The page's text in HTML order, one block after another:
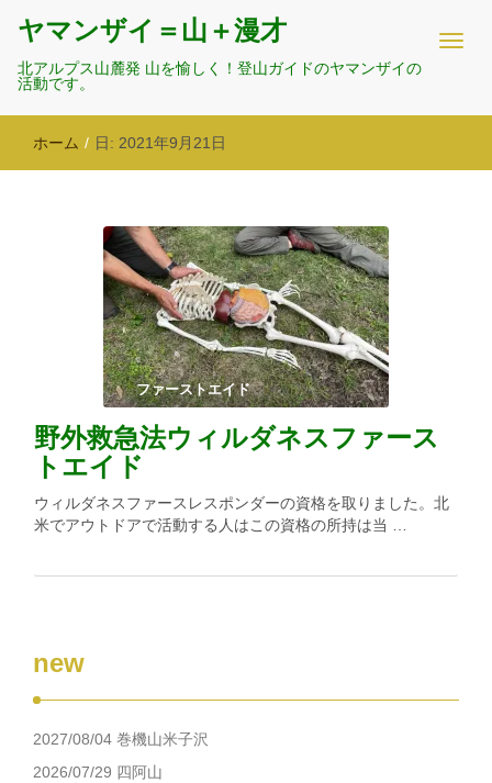
ヤマンザイ＝山＋漫才
北アルプス山麓発 山を愉しく！登山ガイドのヤマンザイの
活動です。
ホーム / 日: 2021年9月21日
ファーストエイド
野外救急法ウィルダネスファース
トエイド
ウィルダネスファースレスポンダーの資格を取りました。北
米でアウトドアで活動する人はこの資格の所持は当 …
new
2027/08/04 巻機山米子沢
2026/07/29 四阿山